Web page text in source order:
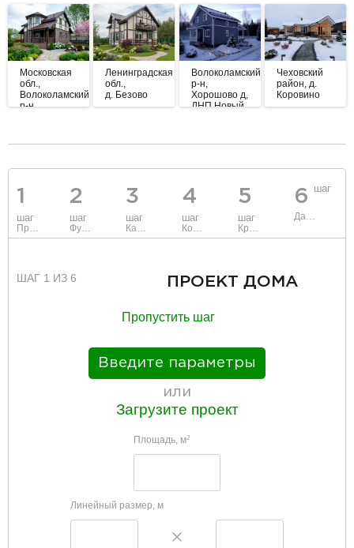
Московская
обл.,
Волоколамский
р-н
Ленинградская
обл.,
д. Безово
Волоколамский
р-н,
Хорошово д,
ДНП Новый
Чеховский
район, д.
Коровино
1
шаг
Проект
2
шаг
Фундамент
3
шаг
Каркас и стены
4
шаг
Коммуникации
5
шаг
Крыша
6 шаг
Данные
ШАГ 1 ИЗ 6 ПРОЕКТ ДОМА
Пропустить шаг
Введите параметры
или
Загрузите проект
Площадь, м2
Линейный размер, м